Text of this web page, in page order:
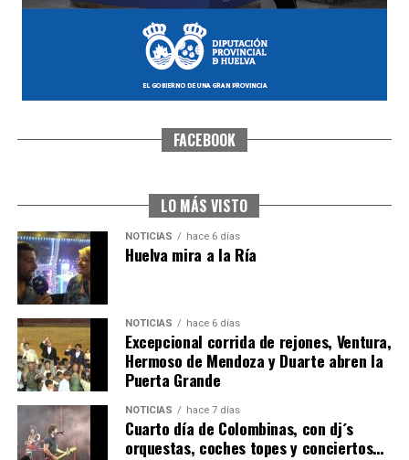
SEXTA CORRIDA DE LAS FIESTAS COLOMBINAS
6º DÍA DE LAS FIESTAS COLOMBINAS 2026
hace 5 días Huelvatv
FACEBOOK
LO MÁS VISTO
NOTICIAS hace 6 días
Huelva mira a la Ría
NOTICIAS hace 6 días
Excepcional corrida de rejones, Ventura,
Hermoso de Mendoza y Duarte abren la
Puerta Grande
NOTICIAS hace 7 días
Cuarto día de Colombinas, con dj´s
orquestas, coches topes y conciertos…